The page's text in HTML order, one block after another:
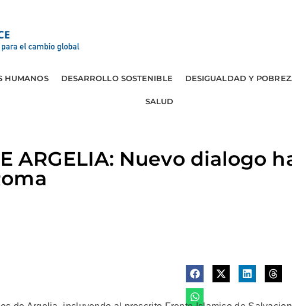
HUMANOS DESARROLLO SOSTENIBLE DESIGUALDAD Y
SALUD
ARGELIA: Nuevo dialogo